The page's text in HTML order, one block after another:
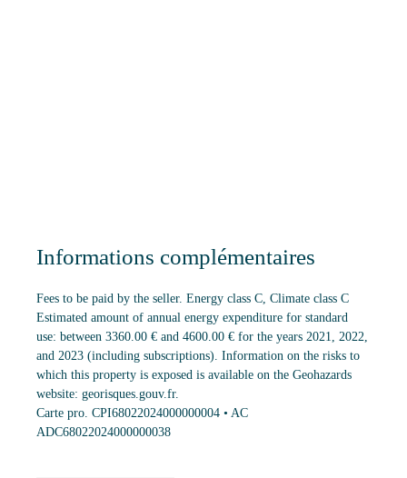
Informations complémentaires
Fees to be paid by the seller. Energy class C, Climate class C
Estimated amount of annual energy expenditure for standard
use: between 3360.00 € and 4600.00 € for the years 2021, 2022,
and 2023 (including subscriptions). Information on the risks to
which this property is exposed is available on the Geohazards
website: georisques.gouv.fr.
Carte pro. CPI68022024000000004 • AC
ADC68022024000000038